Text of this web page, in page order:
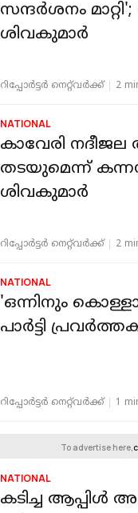
സന്ദര്‍ശനം
ശിവകുമാര്‍
റിപ്പോർട്ടർ നെറ്റ്‌വര്‍ക്ക്‌ 2
NATIONAL
കാവേരി
തടയുമെന്ന്
ശിവകുമാര്‍
റിപ്പോർട്ടർ നെറ്റ്‌വര്‍ക്ക്‌ 2
NATIONAL
'ഒന്നിനും
പാർട്ടി
റിപ്പോർട്ടർ നെറ്റ്‌വര്‍ക്ക്‌ 1
To advertise here,
NATIONAL
കടിച്ച